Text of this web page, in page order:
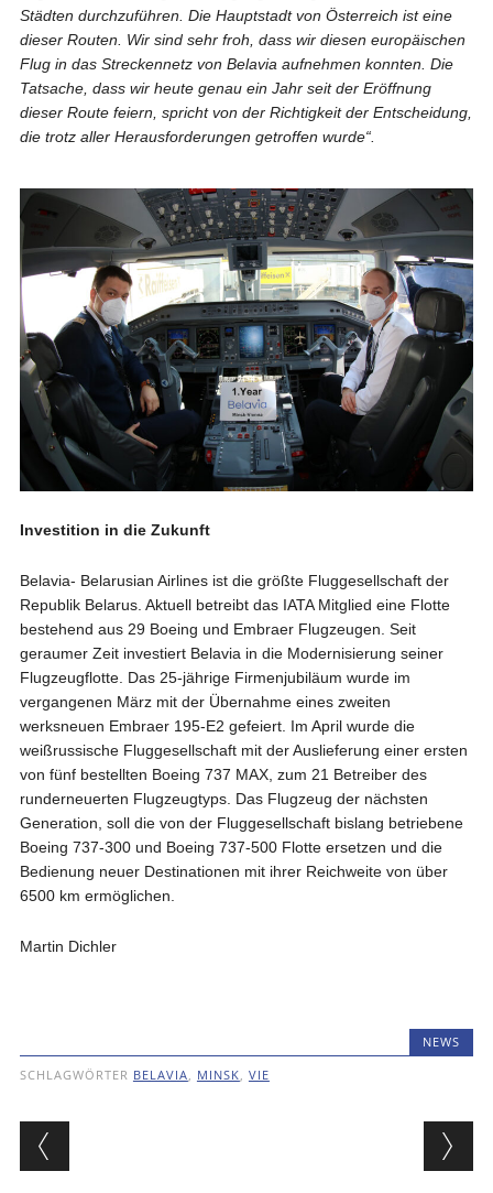
Städten durchzuführen. Die Hauptstadt von Österreich ist eine
dieser Routen. Wir sind sehr froh, dass wir diesen europäischen
Flug in das Streckennetz von Belavia aufnehmen konnten. Die
Tatsache, dass wir heute genau ein Jahr seit der Eröffnung
dieser Route feiern, spricht von der Richtigkeit der Entscheidung,
die trotz aller Herausforderungen getroffen wurde“.
Investition in die Zukunft
Belavia- Belarusian Airlines ist die größte Fluggesellschaft der
Republik Belarus. Aktuell betreibt das IATA Mitglied eine Flotte
bestehend aus 29 Boeing und Embraer Flugzeugen. Seit
geraumer Zeit investiert Belavia in die Modernisierung seiner
Flugzeugflotte. Das 25-jährige Firmenjubiläum wurde im
vergangenen März mit der Übernahme eines zweiten
werksneuen Embraer 195-E2 gefeiert. Im April wurde die
weißrussische Fluggesellschaft mit der Auslieferung einer ersten
von fünf bestellten Boeing 737 MAX, zum 21 Betreiber des
runderneuerten Flugzeugtyps. Das Flugzeug der nächsten
Generation, soll die von der Fluggesellschaft bislang betriebene
Boeing 737-300 und Boeing 737-500 Flotte ersetzen und die
Bedienung neuer Destinationen mit ihrer Reichweite von über
6500 km ermöglichen.
Martin Dichler
NEWS
SCHLAGWÖRTER BELAVIA MINSK VIE
Beitragsnavigation